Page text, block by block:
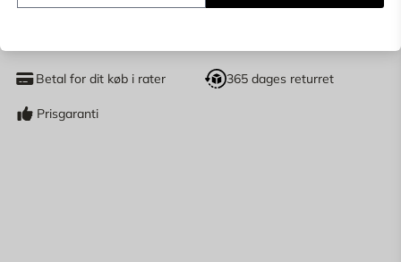
Antal
Betal for dit køb i rater 365 dages returret
Prisgaranti